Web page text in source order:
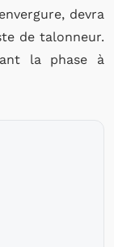
devra
de talonneur.
la phase à